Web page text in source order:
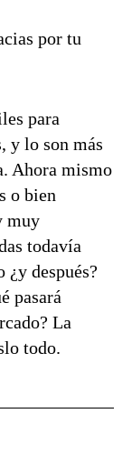
por tu
para
y lo son más
Ahora mismo
o bien
muy
todavía
¿y después?
pasará
La
todo.